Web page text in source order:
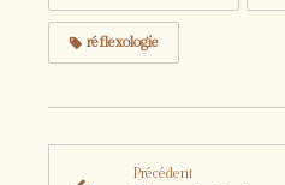
réflexologie
Précédent